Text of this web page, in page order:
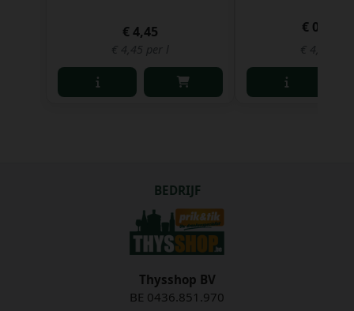
€ 4,45
€ 4,45 per l
€ 0,86
€ 4,30
BEDRIJF
Thysshop BV
BE 0436.851.970